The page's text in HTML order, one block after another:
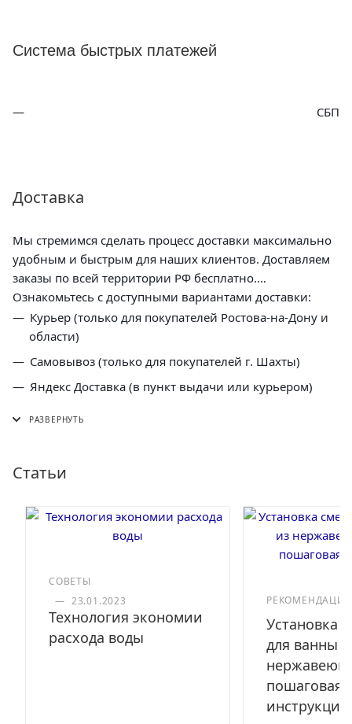
Система быстрых платежей
СБП
Доставка
Мы стремимся сделать процесс доставки максимально
удобным и быстрым для наших клиентов. Доставляем
заказы по всей территории РФ бесплатно.
Ознакомьтесь с доступными вариантами доставки:
Курьер (только для покупателей Ростова-на-Дону и
области)
Самовывоз (только для покупателей г. Шахты)
Яндекс Доставка (в пункт выдачи или курьером)
Статьи
СОВЕТЫ
— 23.01.2023
Технология экономии
расхода воды
РЕКОМЕНДАЦИИ
Установка
для ванны
пошаговая
инструкция